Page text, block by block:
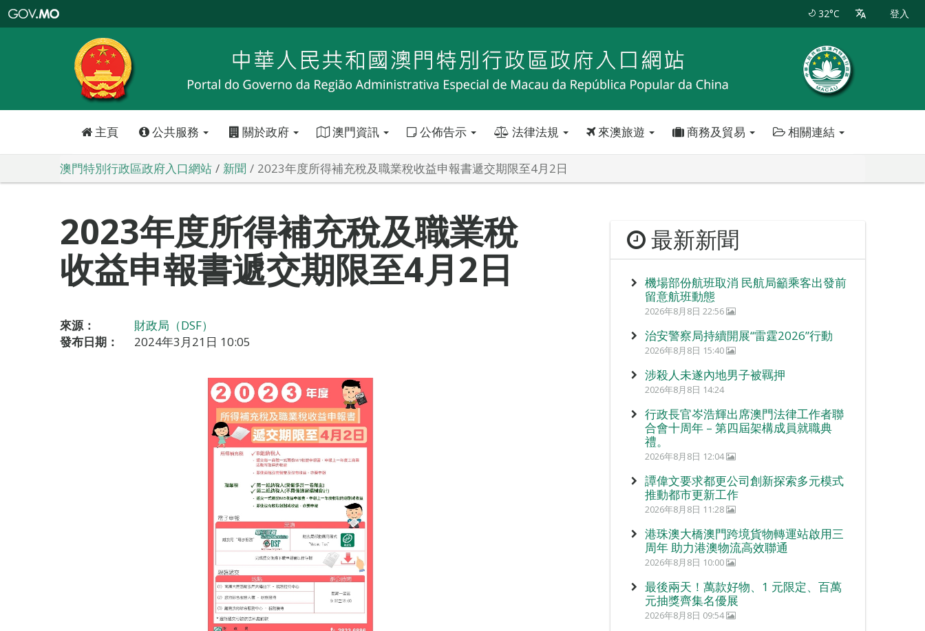
特
政
區
政
口
32°C 登入
主頁 公共服務 關於政府 澳門資訊 公佈告示 法律法規 來澳旅遊 商務及貿易 相關連結
澳門特別行政區政府入口網站 新聞 2023年度所得補充稅及職業稅收益申報書遞交期限至4月2日
2023年度所得補充稅及職業稅
收益申報書遞交期限至4月2日
來源：
財政局（DSF）
發布日期：
2024年3月21日 10:05
最新新聞
機場部份航班取消 民航局籲乘客出發前
留意航班動態
2026年8月8日 22:56
治安警察局持續開展“雷霆2026”行動
2026年8月8日 15:40
涉殺人未遂內地男子被羈押
2026年8月8日 14:24
行政長官岑浩輝出席澳門法律工作者聯
合會十周年 – 第四屆架構成員就職典
禮。
2026年8月8日 12:04
譚偉文要求都更公司創新探索多元模式
推動都市更新工作
2026年8月8日 11:28
港珠澳大橋澳門跨境貨物轉運站啟用三
周年 助力港澳物流高效聯通
2026年8月8日 10:00
最後兩天！萬款好物、1 元限定、百萬
元抽獎齊集名優展
2026年8月8日 09:54